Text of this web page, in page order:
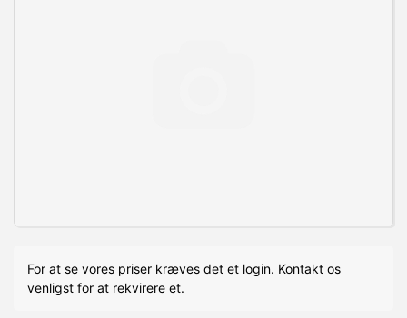
For at se vores priser kræves det et login. Kontakt os
venligst for at rekvirere et.